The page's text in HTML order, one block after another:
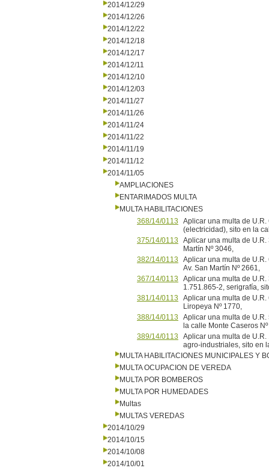
2014/12/29
2014/12/26
2014/12/22
2014/12/18
2014/12/17
2014/12/11
2014/12/10
2014/12/03
2014/11/27
2014/11/26
2014/11/24
2014/11/22
2014/11/19
2014/11/12
2014/11/05
AMPLIACIONES
ENTARIMADOS MULTA
MULTA HABILITACIONES
368/14/0113
Aplicar una multa de
(electricidad), sito en la
375/14/0113
Aplicar una multa de U.R.
Martín Nº 3046,
382/14/0113
Aplicar una multa de
Av. San Martín Nº 2661,
367/14/0113
Aplicar una multa de
1.751.865-2, serigrafía,
381/14/0113
Aplicar una multa de U.R.
Liropeya Nº 1770,
388/14/0113
Aplicar una multa de
la calle Monte Caseros
389/14/0113
Aplicar una multa de
agro-industriales, sito en
MULTA HABILITACIONES MUNICIPALES Y
MULTA OCUPACION DE VEREDA
MULTA POR BOMBEROS
MULTA POR HUMEDADES
Multas
MULTAS VEREDAS
2014/10/29
2014/10/15
2014/10/08
2014/10/01